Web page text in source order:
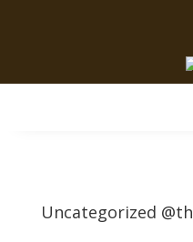
Uncategorized @th